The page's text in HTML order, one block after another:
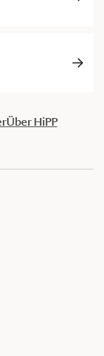
Über HiPP